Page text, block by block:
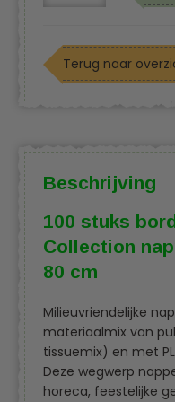
Terug naar
Beschrijving
100 stuks
Collection
80 cm
Milieuvriendelijke
materiaalmix van
tissuemix) en met
Deze wegwerp
horeca, feestelijke